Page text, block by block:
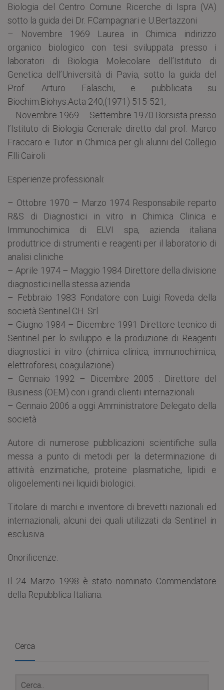
Biologia del Centro Comune Ricerche di Ispra (VA)
sotto la guida dei Dr. F.Campagnari e U.Bertazzoni
– Novembre 1969 Laurea in Chimica indirizzo
organico biologico con tesi sviluppata presso i
laboratori di Biologia Molecolare dell’Istituto di
Genetica dell’Università di Pavia, sotto la guida del
Prof. Arturo Falaschi, e pubblicata su
Biochim.Biohys.Acta 240,(1971) 515-521,
– Novembre 1969 – Settembre 1970 Borsista presso
l’Istituto di Biologia Generale diretto dal prof. Marco
Fraccaro e Tutor in Chimica per gli alunni del Collegio
F.lli Cairoli
Esperienze professionali:
– Ottobre 1970 – Marzo 1974 Responsabile reparto
R&S di Diagnostici in vitro in Chimica Clinica e
Immunochimica di ELVI spa, azienda italiana
produttrice di strumenti e reagenti per il laboratorio di
analisi cliniche
– Aprile 1974 – Maggio 1984 Direttore della divisione
diagnostici nella stessa azienda
– Febbraio 1983 Fondatore con Luigi Roveda della
società Sentinel CH. Srl
– Giugno 1984 – Dicembre 1991 Direttore tecnico di
Sentinel per lo sviluppo e la produzione di Reagenti
diagnostici in vitro (chimica clinica, immunochimica,
elettroforesi, coagulazione)
– Gennaio 1992 – Dicembre 2005 : Direttore del
Business (OEM) con i grandi clienti internazionali
– Gennaio 2006 a oggi Amministratore Delegato della
società
Autore di numerose pubblicazioni scientifiche sulla
messa a punto di metodi per la determinazione di
attività enzimatiche, proteine plasmatiche, lipidi e
oligoelementi nei liquidi biologici.
Titolare di marchi e inventore di brevetti nazionali ed
internazionali, alcuni dei quali utilizzati da Sentinel in
esclusiva.
Onorificenze:
Il 24 Marzo 1998 è stato nominato Commendatore
della Repubblica Italiana.
Cerca